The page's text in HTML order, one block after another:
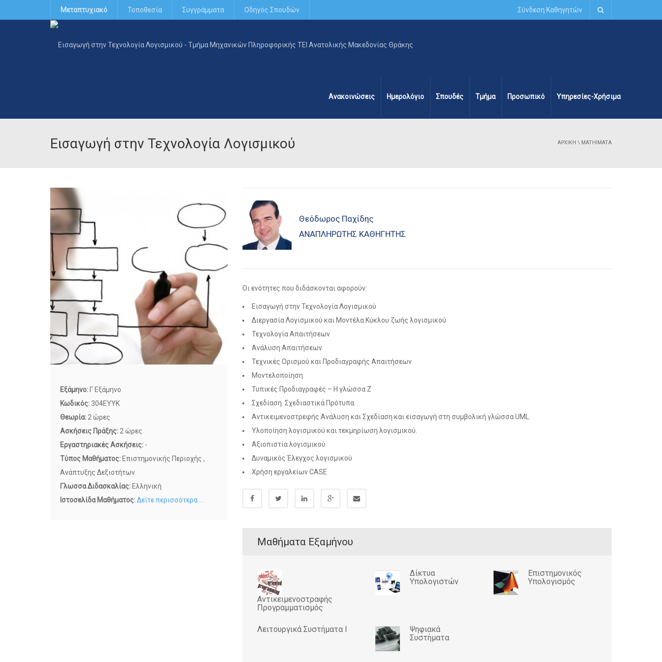
Μεταπτυχιακό Τοποθεσία Συγγράμματα Οδηγός Σπουδών Σύνδεση Καθηγητών
Ανακοινώσεις Ημερολόγιο Σπουδές Τμήμα Προσωπικό Υπηρεσίες-Χρήσιμα
Εισαγωγή στην Τεχνολογία Λογισμικού ΑΡΧΙΚΉ \ MATHIMATA
Εξάμηνο: Γ Εξάμηνο
Κωδικός: 304ΕΥΥΚ
Θεωρία:2 ώρες
Ασκήσεις Πράξης:2 ώρες
Εργαστηριακές Ασκήσεις: -
Τύπος Μαθήματος: Επιστημονικής Περιοχής ,
Ανάπτυξης Δεξιοτήτων
Γλωσσα Διδασκαλίας: Ελληνική
Ιστοσελίδα Μαθήματος:Δείτε περισσότερα ...
Θεόδωρος Παχίδης
ΑΝΑΠΛΗΡΩΤΉΣ ΚΑΘΗΓΗΤΉΣ
Οι ενότητες που διδάσκονται αφορούν:
Εισαγωγή στην Τεχνολογία Λογισμικού
Διεργασία Λογισμικού και Μοντέλα Κύκλου ζωής λογισμικού
Τεχνολογία Απαιτήσεων
Ανάλυση Απαιτήσεων
Τεχνικές Ορισμού και Προδιαγραφής Απαιτήσεων
Μοντελοποίηση
Τυπικές Προδιαγραφές – Η γλώσσα Z
Σχεδίαση. Σχεδιαστικά Πρότυπα.
Αντικειμενοστρεφής Ανάλυση και Σχεδίαση και εισαγωγή στη συμβολική γλώσσα UML.
Υλοποίηση λογισμικού και τεκμηρίωση λογισμικού.
Αξιοπιστία λογισμικού
Δυναμικός Έλεγχος λογισμικού
Χρήση εργαλείων CASE
Μαθήματα Εξαμήνου
Αντικειμενοστραφής
Προγραμματισμός
Δίκτυα
Υπολογιστών
Επιστημονικός
Υπολογισμός
Λειτουργικά Συστήματα I
Ψηφιακά
Συστήματα